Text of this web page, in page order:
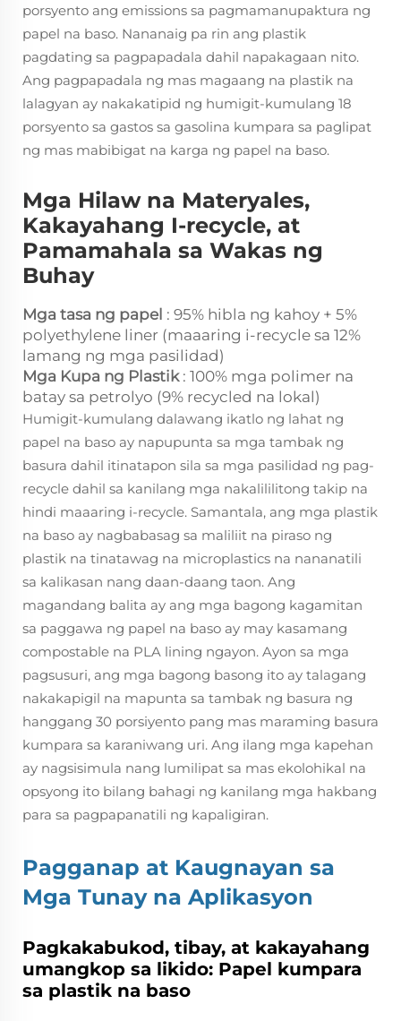
porsyento ang emissions sa pagmamanupaktura ng
papel na baso. Nananaig pa rin ang plastik
pagdating sa pagpapadala dahil napakagaan nito.
Ang pagpapadala ng mas magaang na plastik na
lalagyan ay nakakatipid ng humigit-kumulang 18
porsyento sa gastos sa gasolina kumpara sa paglipat
ng mas mabibigat na karga ng papel na baso.
Mga Hilaw na Materyales,
Kakayahang I-recycle, at
Pamamahala sa Wakas ng
Buhay
Mga tasa ng papel : 95% hibla ng kahoy + 5%
polyethylene liner (maaaring i-recycle sa 12%
lamang ng mga pasilidad)
Mga Kupa ng Plastik : 100% mga polimer na
batay sa petrolyo (9% recycled na lokal)
Humigit-kumulang dalawang ikatlo ng lahat ng
papel na baso ay napupunta sa mga tambak ng
basura dahil itinatapon sila sa mga pasilidad ng pag-
recycle dahil sa kanilang mga nakalililitong takip na
hindi maaaring i-recycle. Samantala, ang mga plastik
na baso ay nagbabasag sa maliliit na piraso ng
plastik na tinatawag na microplastics na nananatili
sa kalikasan nang daan-daang taon. Ang
magandang balita ay ang mga bagong kagamitan
sa paggawa ng papel na baso ay may kasamang
compostable na PLA lining ngayon. Ayon sa mga
pagsusuri, ang mga bagong basong ito ay talagang
nakakapigil na mapunta sa tambak ng basura ng
hanggang 30 porsiyento pang mas maraming basura
kumpara sa karaniwang uri. Ang ilang mga kapehan
ay nagsisimula nang lumilipat sa mas ekolohikal na
opsyong ito bilang bahagi ng kanilang mga hakbang
para sa pagpapanatili ng kapaligiran.
Pagganap at Kaugnayan sa
Mga Tunay na Aplikasyon
Pagkakabukod, tibay, at kakayahang
umangkop sa likido: Papel kumpara
sa plastik na baso